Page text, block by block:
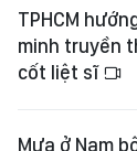
TPHCM
minh truyền
cốt liệt sĩ
Mưa ở Nam